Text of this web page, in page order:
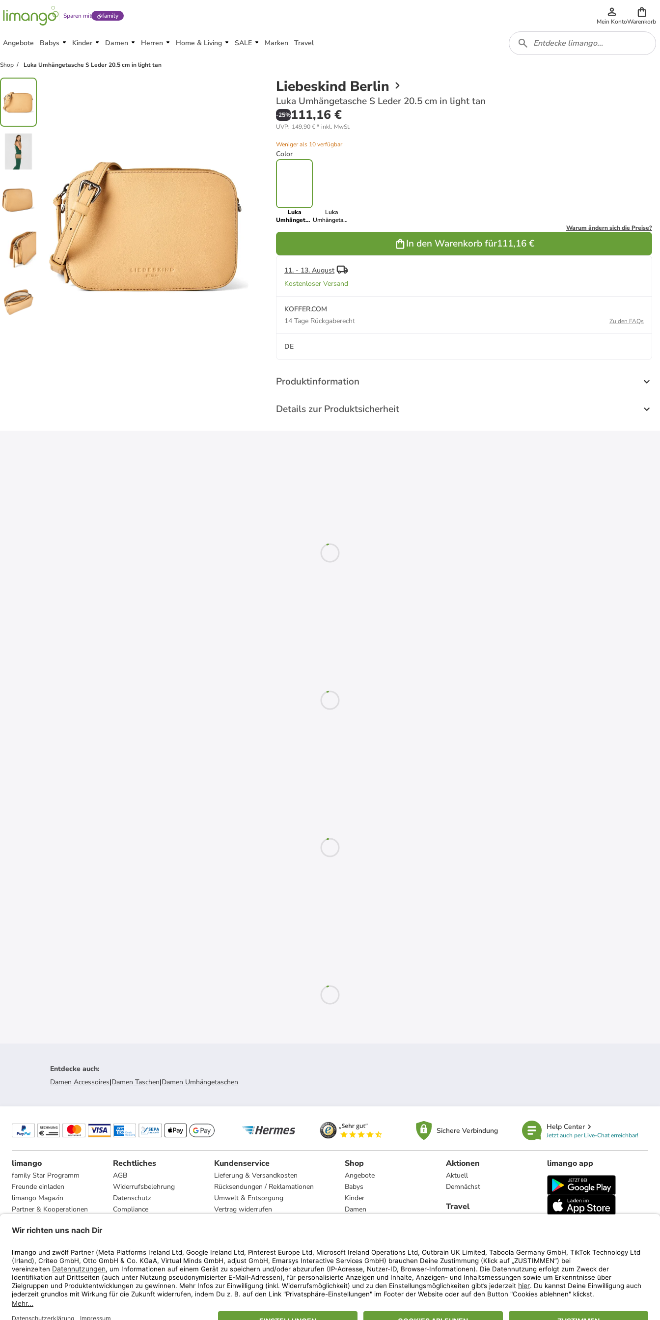
Sparen mit family
Mein KontoWarenkorb
Angebote Babys Kinder Damen Herren Home & Living SALE Marken Travel
Shop Luka Umhängetasche S Leder 20.5 cm in light tan
Liebeskind Berlin
Luka Umhängetasche S Leder 20.5 cm in light tan
-25%111,16 €
UVP: 149,90 €* inkl. MwSt.
Weniger als 10 verfügbar
Color
Luka
Umhängetasche
Luka
Umhängetasche
Warum ändern sich die Preise?
In den Warenkorb für111,16 €
11. - 13. August
Kostenloser Versand
KOFFER.COM
14 Tage Rückgaberecht
Zu den FAQs
DE
Produktinformation
Details zur Produktsicherheit
Entdecke auch:
Damen Accessoires|Damen Taschen|Damen Umhängetaschen
Sichere Verbindung Help Center
Jetzt auch per Live-Chat erreichbar!
limango
family Star Programm
Freunde einladen
limango Magazin
Partner & Kooperationen
Presse
Rechtliches
AGB
Widerrufsbelehrung
Datenschutz
Compliance
Kundenservice
Lieferung & Versandkosten
Rücksendungen / Reklamationen
Umwelt & Entsorgung
Vertrag widerrufen
Shop
Angebote
Babys
Kinder
Damen
Marken
Aktionen
Aktuell
Demnächst
Travel
limango app
limango.nl limango.pl
* Streichpreise entsprechen der unverbindlichen Preisempfehlung des Herstellers. Prozentangaben beziehen sich auf den Streichpreis.